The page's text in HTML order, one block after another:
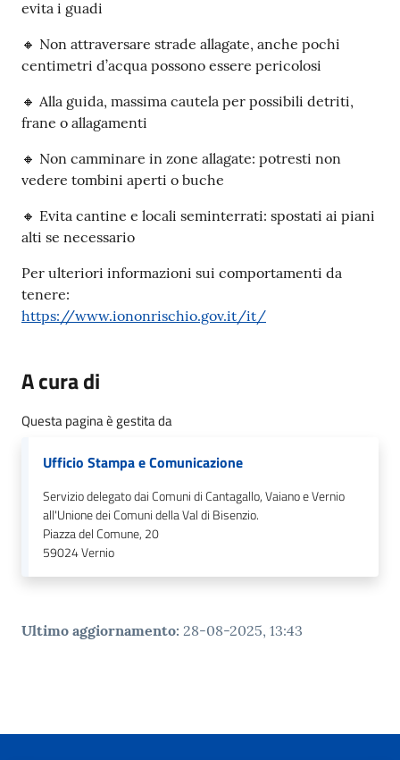
evita i guadi
🔸 Non attraversare strade allagate, anche pochi
centimetri d’acqua possono essere pericolosi
🔸 Alla guida, massima cautela per possibili detriti,
frane o allagamenti
🔸 Non camminare in zone allagate: potresti non
vedere tombini aperti o buche
🔸 Evita cantine e locali seminterrati: spostati ai piani
alti se necessario
Per ulteriori informazioni sui comportamenti da
tenere:
https://www.iononrischio.gov.it/it/
A cura di
Questa pagina è gestita da
Ufficio Stampa e Comunicazione
Servizio delegato dai Comuni di Cantagallo, Vaiano e Vernio
all'Unione dei Comuni della Val di Bisenzio.
Piazza del Comune, 20
59024Vernio
Ultimo aggiornamento: 28-08-2025, 13:43